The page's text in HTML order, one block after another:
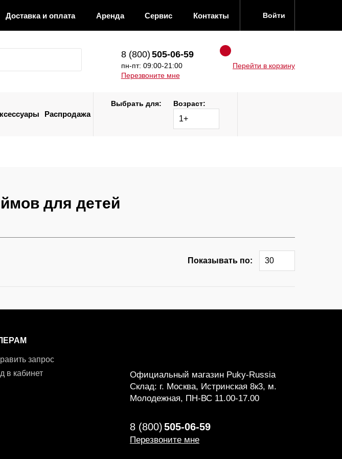
Доставка и оплата Аренда Сервис Контакты Войти
8 (800) 505-06-59
пн-пт: 09:00-21:00
Перезвоните мне
Перейти в корзину
Распродажа
Выбрать для: Возраст:
1+
для детей
Показывать по: 30
запрос
в кабинет
Официальный магазин Puky-Russia
Склад: г. Москва, Истринская 8к3, м.
Молодежная, ПН-ВС 11.00-17.00
8 (800)505-06-59
Перезвоните мне